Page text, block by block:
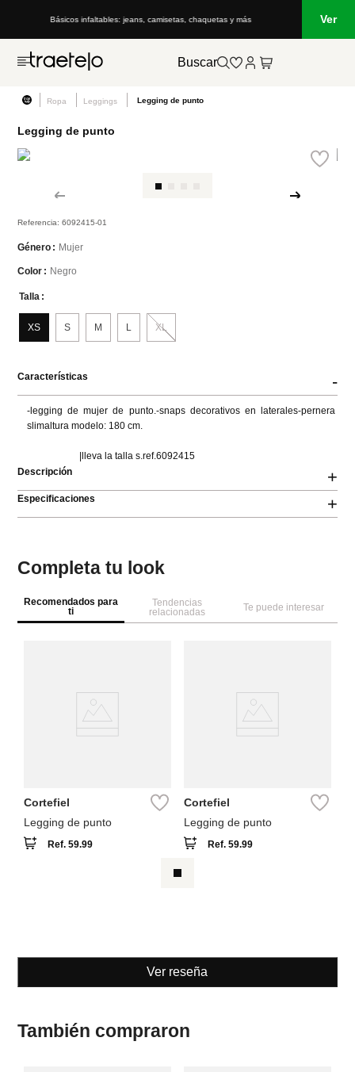
Básicos infaltables: jeans, camisetas, chaquetas y más Ver
Buscar
Ropa Leggings Legging de punto
Legging de punto
Referencia:6092415-01
Género Mujer
Color Negro
Talla
L
M
S XL
XS
Características -
-legging de mujer de punto.-snaps decorativos en laterales-pernera
slimaltura modelo: 180 cm.
                      |lleva la talla s.ref.6092415
Descripción
+
Especificaciones +
Completa tu look
Recomendados para
ti
Tendencias
relacionadas
Te puede interesar
Cortefiel
Legging de punto
Ref.59.99
Cortefiel
Legging de punto
Ref. 59.99
Ver reseña
También compraron